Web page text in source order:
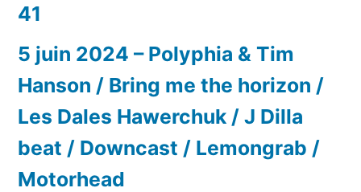
41
5 juin 2024 – Polyphia & Tim
Hanson / Bring me the horizon /
Les Dales Hawerchuk / J Dilla
beat / Downcast / Lemongrab /
Motorhead